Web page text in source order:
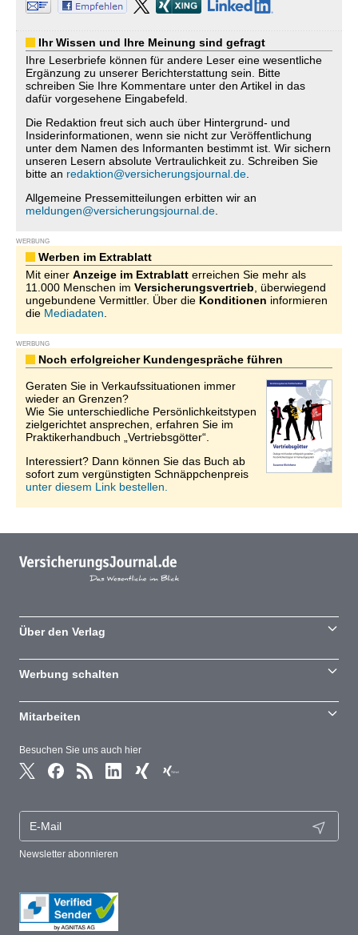
Ihr Wissen und Ihre Meinung sind gefragt
Ihre Leserbriefe können für andere Leser eine wesentliche
Ergänzung zu unserer Berichterstattung sein. Bitte
schreiben Sie Ihre Kommentare unter den Artikel in das
dafür vorgesehene Eingabefeld.
Die Redaktion freut sich auch über Hintergrund- und
Insiderinformationen, wenn sie nicht zur Veröffentlichung
unter dem Namen des Informanten bestimmt ist. Wir sichern
unseren Lesern absolute Vertraulichkeit zu. Schreiben Sie
bitte an redaktion@versicherungsjournal.de
Allgemeine Pressemitteilungen erbitten wir an
meldungen@versicherungsjournal.de
WERBUNG
Werben im Extrablatt
Mit einer Anzeige im Extrablatt erreichen Sie mehr als
11.000 Menschen im Versicherungsvertrieb , überwiegend
ungebundene Vermittler. Über die Konditionen informieren
die Mediadaten
WERBUNG
Noch erfolgreicher Kundengespräche führen
Geraten Sie in Verkaufssituationen immer
wieder an Grenzen?
Wie Sie unterschiedliche Persönlichkeitstypen
zielgerichtet ansprechen, erfahren Sie im
Praktikerhandbuch „Vertriebsgötter“.
Interessiert? Dann können Sie das Buch ab
sofort zum vergünstigten Schnäppchenpreis
unter diesem Link bestellen.
Besuchen Sie uns auch hier
Newsletter abonnieren
Über den Verlag
Werbung schalten
Mitarbeiten